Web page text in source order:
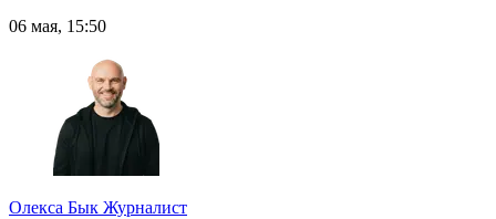
06 мая, 15:50
Олекса Бык Журналист